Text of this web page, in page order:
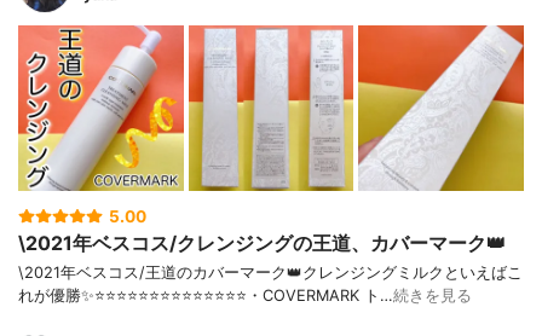
5.00
\2021年ベスコス/クレンジングの王道、カバーマーク👑
\2021年ベスコス/王道のカバーマーク👑クレンジングミルクといえばこ
れが優勝✨⭐️⭐️⭐️⭐️⭐️⭐️⭐️⭐️⭐️⭐️⭐️⭐️⭐️⭐️・COVERMARK ト…続きを見る